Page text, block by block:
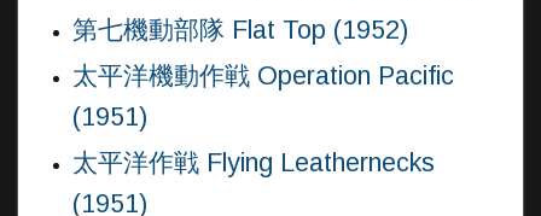
第七機動部隊 Flat Top (1952)
太平洋機動作戦 Operation Pacific
(1951)
太平洋作戦 Flying Leathernecks
(1951)